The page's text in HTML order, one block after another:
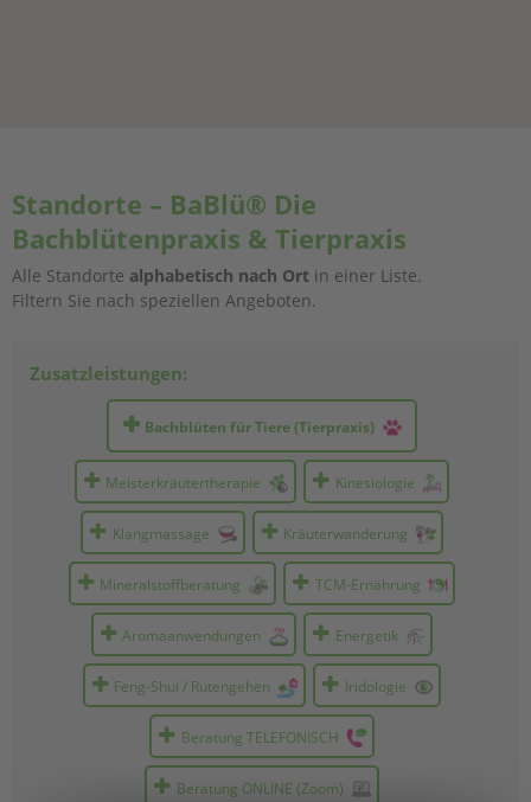
Standorte – BaBlü® Die
Bachblütenpraxis & Tierpraxis
Alle Standorte alphabetisch nach Ort in einer Liste.
Filtern Sie nach speziellen Angeboten.
Zusatzleistungen:
Bachblüten für Tiere (Tierpraxis)
Meisterkräutertherapie Kinesiologie
Klangmassage Kräuterwanderung
Mineralstoffberatung TCM-Ernährung
Aromaanwendungen Energetik
Feng-Shui / Rutengehen Iridologie
Beratung TELEFONISCH
Beratung ONLINE (Zoom)